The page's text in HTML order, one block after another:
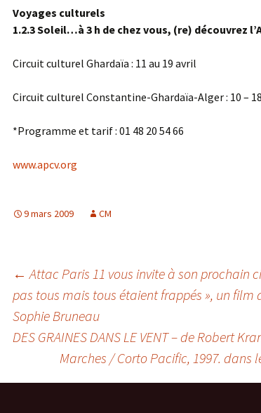
Voyages culturels
1.2.3 Soleil…à 3 h de chez vous, (re) découvrez
Circuit culturel Ghardaïa : 11 au 19 avril
Circuit culturel Constantine-Ghardaïa-Alger : 10 –
*Programme et tarif : 01 48 20 54 66
www.apcv.org
9 mars 2009 CM
← Attac Paris 11 vous invite à son prochain
pas tous mais tous étaient frappés », un film
Sophie Bruneau
DES GRAINES DANS LE VENT – de Robert
Marches / Corto Pacific, 1997. dans